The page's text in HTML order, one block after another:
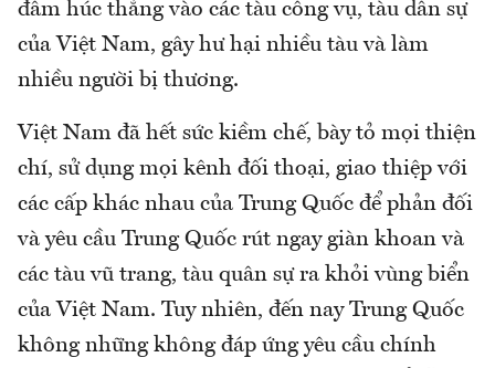
đâm húc thẳng vào các tàu công vụ, tàu dân sự
của Việt Nam, gây hư hại nhiều tàu và làm
nhiều người bị thương.
Việt Nam đã hết sức kiềm chế, bày tỏ mọi thiện
chí, sử dụng mọi kênh đối thoại, giao thiệp với
các cấp khác nhau của Trung Quốc để phản đối
và yêu cầu Trung Quốc rút ngay giàn khoan và
các tàu vũ trang, tàu quân sự ra khỏi vùng biển
của Việt Nam. Tuy nhiên, đến nay Trung Quốc
không những không đáp ứng yêu cầu chính